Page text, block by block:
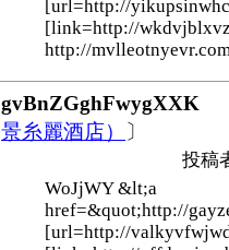
[url=http://
[link=http://
http://
gvBnZGghFwygXXK
景糸麗酒店） 〕
投稿
WoJjWY &lt;a
href=&quot;http://
[url=http://